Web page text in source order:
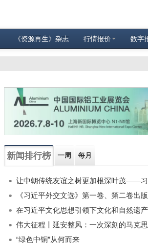
《资源再生》杂志 行情报价 数字
新闻排行榜 一周 每月
《习近平外交文选》第一卷、第二卷出
“绿色中铜”从何而来